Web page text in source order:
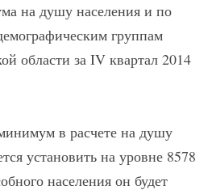
на душу населения и по
группам
области за IV квартал 2014
в расчете на душу
установить на уровне 8578
населения он будет